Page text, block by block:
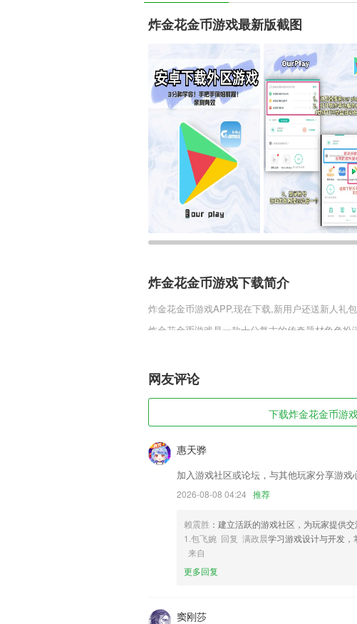
炸金花金币游戏最新版截图
炸金花金币游戏下载简介
炸金花金币游戏APP,现在下载,新用户还送新人礼
炸金花金币游戏是一款十分复古的传奇题材角色
主机级画质，惟妙惟肖的人物形象，装备全靠爆
万不要错过!
1,具有餐厅服务窗口，各种菜谱信息全部展示在平
2,【OA信息】:支持图片、表情、文字的发送;收到
3,页面精致，利益秒懂，5秒制作，一键发送，沟通
4,GOKOLS就像是品牌和KOL的“淘宝”。
6,新型的内容展现形式来了，会讲创新的“图片+音
炸金花金币游戏软件优势
1.」热门岗位，覆盖全行业高薪职位好福利。
3.“使用帮助”详细说，答疑解惑，带您玩转所有便捷
网友评论
下载炸金花金币游
惠天骅
加入游戏社区或论坛，与其他玩家分享游戏
2026-08-08 04:24 推荐
赖震胜 ：建立活跃的游戏社区，为玩家提供交
1.包飞婉 回复 满政晨学习游戏设计与开发，
来自
更多回复
窦刚莎